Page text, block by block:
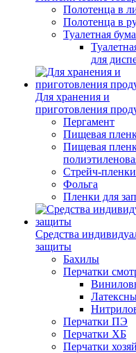
Полотенца в
Полотенца в
Туалетная
для
Для хранения и
приготовления
Пергамент
Пищевая
Пищевая
Стрейч-пленки
Фольга
Пленки для
Средства
защиты
Бахилы
Перчатки
Перчатки ПЭ
Перчатки ХБ
Перчатки